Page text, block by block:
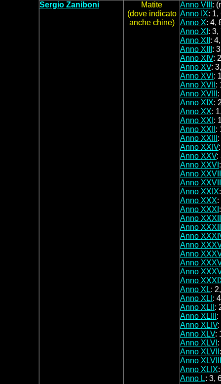
Sergio Zaniboni
Matite
(dove indicato
anche chine)
Anno VIII :
Anno IX: 1,
Anno X: 4,
Anno XI : 3,
Anno XII :
Anno XIII :
Anno XIV:
Anno XV:
Anno XVI :
Anno XVII :
Anno XVIII
Anno XIX:
Anno XX:
Anno XXI :
Anno XXII :
Anno XXIII
Anno XXIV
Anno XXV:
Anno XXVI
Anno XXVII
Anno
Anno XXIX
Anno XXX:
Anno XXXI
Anno XXXII
Anno
Anno
Anno
Anno
Anno
Anno
Anno
Anno XL:
Anno XLI :
Anno XLII :
Anno XLIII :
Anno XLIV:
Anno XLV:
Anno XLVI
Anno XLVII
Anno XLVIII
Anno XLIX
Anno L: 3,